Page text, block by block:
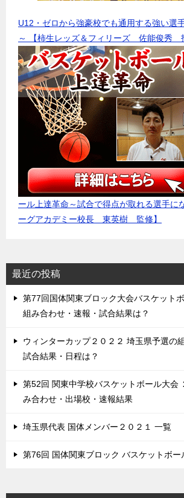
U12・ゼロから強豪校でも通用する強い選
～ 【柿生レッズ＆フィリーズ 佐能俊秀
ール上達革命～試合で得点が取れる選手に
ーグアカデミー校長 東英樹 監修】
最近の投稿
第77回国体関東ブロック大会バスケット
組み合わせ・速報・試合結果は？
ウィンターカップ２０２２ 埼玉県予選の
試合結果・日程は？
第52回 関東中学校バスケットボール大
み合わせ・出場校・速報結果
埼玉県代表 国体メンバー２０２１ 一覧
第76回 国体関東ブロック バスケットボー